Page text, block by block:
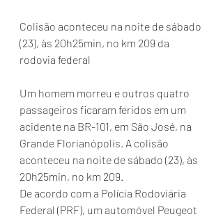
Colisão aconteceu na noite de sábado
(23), às 20h25min, no km 209 da
rodovia federal
Um homem morreu e outros quatro
passageiros ficaram feridos em um
acidente na BR-101, em São José, na
Grande Florianópolis. A colisão
aconteceu na noite de sábado (23), às
20h25min, no km 209.
De acordo com a Polícia Rodoviária
Federal (PRF), um automóvel Peugeot